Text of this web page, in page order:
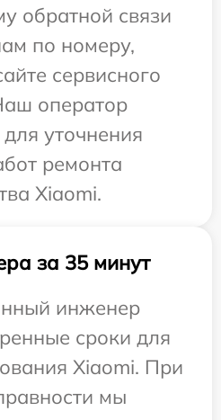
обратной связи
по номеру,
сервисного
оператор
уточнения
ремонта
Xiaomi.
за 35 минут
инженер
сроки для
Xiaomi. При
мы